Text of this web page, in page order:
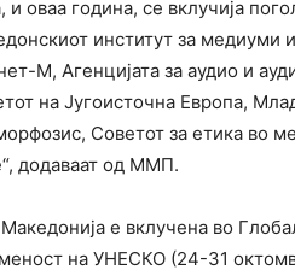
и оваа година, се вклучија
институт за медиуми
М, Агенцијата за аудио и
на Југоисточна Европа,
Советот за етика во
додаваат од ММП.
е вклучена во
на УНЕСКО (24-31